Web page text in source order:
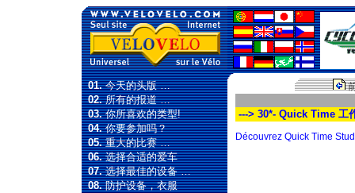
01.今天的头版 …
02.所有的报道 …
03.你所喜欢的类型!
04.你要参加吗？
05.重大的比赛 …
06.选择合适的爱车
07.选择最佳的设备 …
08.防护设备，衣服
---> 30*- Quick Time 工
Découvrez Quick Time